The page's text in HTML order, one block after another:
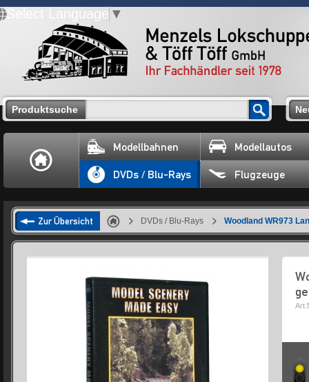
Select Language ▼
Produktsuche
Modellbahnen Modellautos
DVDs / Blu-Rays Flugzeuge
Zur Übersicht DVDs / Blu-Rays Woodland WR973